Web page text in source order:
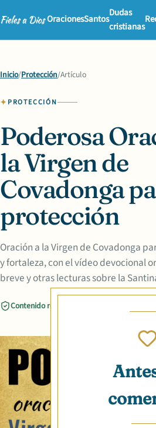
OracionesSantos
Dudas
cristianas
Inicio/Protección/Artículo
PROTECCIÓN
Poderosa
la Virgen de
Covadonga
protección
Oración a la Virgen de Covadonga
y fortaleza, con el vídeo devocional
breve y otras lecturas sobre la
Contenido revisado